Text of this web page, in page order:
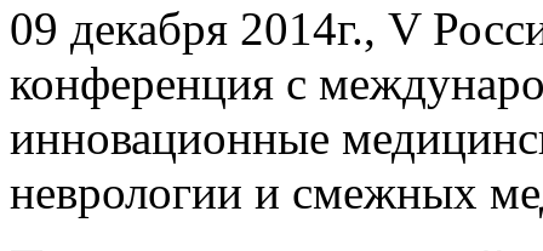
09 декабря 2014г., V
конференция с
инновационные
неврологии и смежных